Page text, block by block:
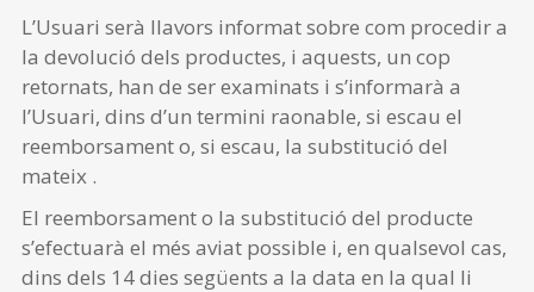
L’Usuari serà llavors informat sobre com procedir a
la devolució dels productes, i aquests, un cop
retornats, han de ser examinats i s’informarà a
l’Usuari, dins d’un termini raonable, si escau el
reemborsament o, si escau, la substitució del
mateix .
El reemborsament o la substitució del producte
s’efectuarà el més aviat possible i, en qualsevol cas,
dins dels 14 dies següents a la data en la qual li